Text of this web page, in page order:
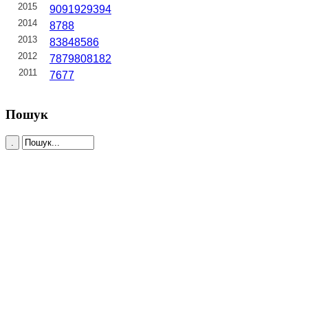
2015 9091929394
2014 8788
2013 83848586
2012 7879808182
2011 7677
Пошук